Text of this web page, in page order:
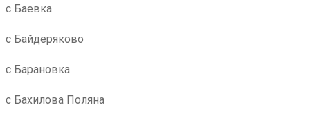
с Баевка
с Байдеряково
с Барановка
с Бахилова Поляна